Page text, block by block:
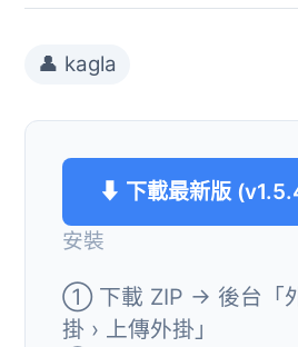
👤 kagla
⬇ 下載最新版
安裝
① 下載 ZIP → 後台「
掛 › 上傳外掛」